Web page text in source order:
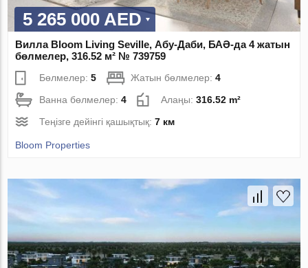
5 265 000 AED
Вилла Bloom Living Seville, Абу-Даби, БАӘ-да 4 жатын
бөлмелер, 316.52 м² № 739759
Бөлмелер:5 Жатын бөлмелер:4
Ванна бөлмелер:4 Алаңы:316.52 m²
Теңізге дейінгі қашықтық:7 км
Bloom Properties